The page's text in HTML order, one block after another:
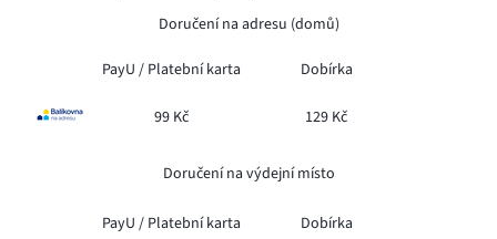
Doručení na adresu (domů)
PayU / Platební karta Dobírka
99 Kč 129 Kč
Doručení na výdejní místo
PayU / Platební karta Dobírka